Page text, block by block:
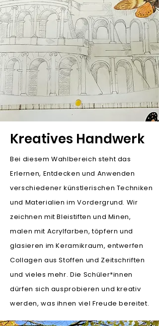
Kreatives Handwerk
Bei diesem Wahlbereich steht das
Erlernen, Entdecken und Anwenden
verschiedener künstlerischen Techniken
und Materialien im Vordergrund. Wir
zeichnen mit Bleistiften und Minen,
malen mit Acrylfarben, töpfern und
glasieren im Keramikraum, entwerfen
Collagen aus Stoffen und Zeitschriften
und vieles mehr. Die Schüler*innen
dürfen sich ausprobieren und kreativ
werden, was ihnen viel Freude bereitet.